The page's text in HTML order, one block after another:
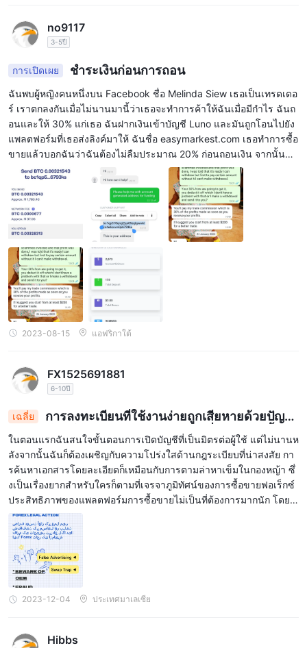
no9117
3-5ปี
การเปิดเผย ชำระเงินก่อนการถอน
ฉันพบผู้หญิงคนหนึ่งบน Facebook ชื่อ Melinda Siew เธอเป็นเทรดเดอ
ร์ เราตกลงกันเมื่อไม่นานมานี้ว่าเธอจะทำการค้าให้ฉันเมื่อมีกำไร ฉันถ
อนและให้ 30% แก่เธอ ฉันฝากเงินเข้าบัญชี Luno และมันถูกโอนไปยัง
แพลตฟอร์มที่เธอส่งลิงค์มาให้ ฉันชื่อ easymarkest.com เธอทำการซื้อ
ขายแล้วบอกฉันว่าฉันต้องไม่ลืมประมาณ 20% ก่อนถอนเงิน จากนั้นข้อ
พิพาทของเราก็เริ่มต้นขึ้นที่นั่น
2023-08-15 แอฟริกาใต้
FX1525691881
6-10ปี
เฉลี่ย
การลงทะเบียนที่ใช้งานง่ายถูกเสียหายด้วยปัญห
าความโปร่งใส แพลตฟอร์มช้าลงและเงื่อนไขการซื้อขา
ยที่ไม่เหมาะสม
ในตอนแรกฉันสนใจขั้นตอนการเปิดบัญชีที่เป็นมิตรต่อผู้ใช้ แต่ไม่นานห
ลังจากนั้นฉันก็ต้องเผชิญกับความโปร่งใสด้านกฎระเบียบที่น่าสงสัย กา
รค้นหาเอกสารโดยละเอียดก็เหมือนกับการตามล่าหาเข็มในกองหญ้า ซึ่
งเป็นเรื่องยากสำหรับใครก็ตามที่เจรจาภูมิทัศน์ของการซื้อขายฟอเร็กซ์
ประสิทธิภาพของแพลตฟอร์มการซื้อขายไม่เป็นที่ต้องการมากนัก โดยมี
ปัญหาค้างและล้าหลังเป็นระยะๆ สิ่งนี้นำไปสู่ความคลาดเคลื่อนที่ไม่พึง
ประสงค์และอาการปวดหัวที่รักษาไม่หายสำหรับฉัน ซึ่งส่งผลกระทบอย่
างรุนแรงต่อกลยุทธ์การซื้อขายของฉัน สิ่งที่เพิ่มเข้าไปในรายการคือสเ
ปรดที่กว้างอย่างน่าหงุดหงิด ซึ่งกินอัตรากำไรที่เป็นไปได้และค่าคอมมิช
ชั่นที่สูง บ่อยกว่านั้น ฉันรู้สึกเหมือนกำลังต่อสู้กับกระแสน้ำ และไม่ใช่แค่
ตลาดฟอเร็กซ์เท่านั้น
2023-12-04 ประเทศมาเลเซีย
Hibbs